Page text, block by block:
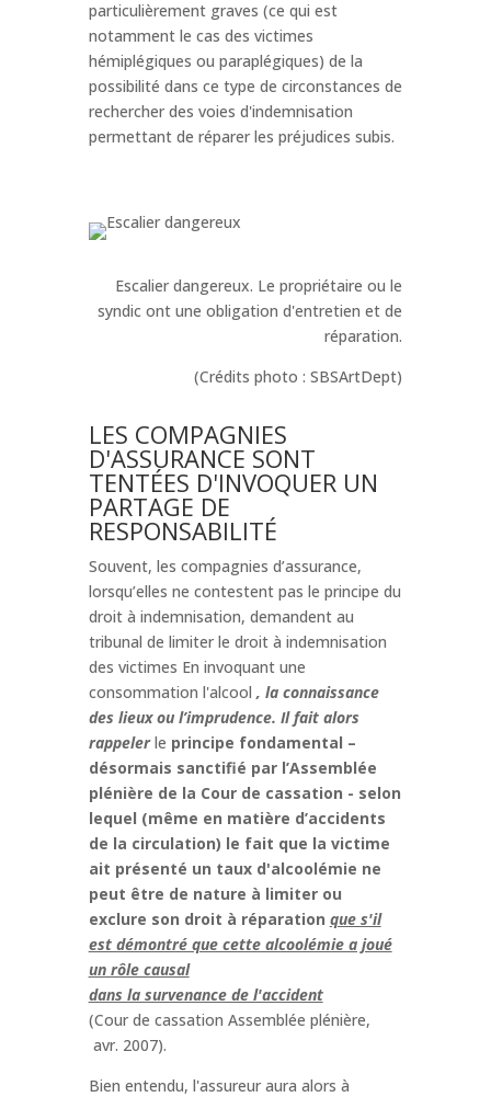
particulièrement graves (ce qui est
notamment le cas des victimes
hémiplégiques ou paraplégiques) de la
possibilité dans ce type de circonstances de
rechercher des voies d'indemnisation
permettant de réparer les préjudices subis.
Escalier dangereux. Le propriétaire ou le
syndic ont une obligation d'entretien et de
réparation.
(Crédits photo : SBSArtDept)
LES COMPAGNIES
D'ASSURANCE SONT
TENTÉES D'INVOQUER UN
PARTAGE DE
RESPONSABILITÉ
Souvent, les compagnies d’assurance,
lorsqu’elles ne contestent pas le principe du
droit à indemnisation, demandent au
tribunal de limiter le droit à indemnisation
des victimes En invoquant une
consommation l'alcool , la connaissance
des lieux ou l’imprudence. Il fait alors
rappelerle principe fondamental –
désormais sanctifié par l’Assemblée
plénière de la Cour de cassation - selon
lequel (même en matière d’accidents
de la circulation) le fait que la victime
ait présenté un taux d'alcoolémie ne
peut être de nature à limiter ou
exclure son droit à réparation que s'il
est démontré que cette alcoolémie a joué
un rôle causal
dans la survenance de l'accident
(Cour de cassation Assemblée plénière,
avr. 2007).
Bien entendu, l'assureur aura alors à